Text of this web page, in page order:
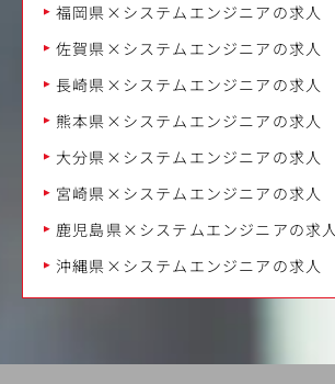
福岡県×システムエンジニアの求人
佐賀県×システムエンジニアの求人
長崎県×システムエンジニアの求人
熊本県×システムエンジニアの求人
大分県×システムエンジニアの求人
宮崎県×システムエンジニアの求人
鹿児島県×システムエンジニアの求人
沖縄県×システムエンジニアの求人